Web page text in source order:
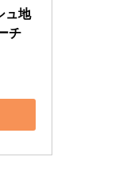
ュ地
チ